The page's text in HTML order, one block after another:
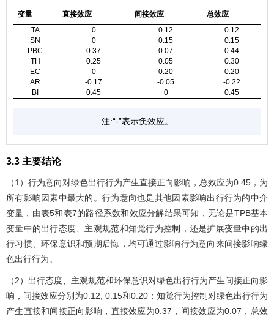
变量 直接效应 间接效应
总效应
TA
0 0.12
0.12
SN
0 0.15
0.15
PBC
0.37 0.07
0.44
TH
0.25 0.05
0.30
EC
0 0.20
0.20
AR
-0.17 -0.05
-0.22
BI
0.45 0 0.45
注:“-”表示负效应。
3.3 主要结论
（1）行为意向对绿色出行行为产生直接正向影响，总效应为0.45，为
所有影响因素中最大的。行为意向也是其他因素影响出行行为的中介
变量，由表5和表7的路径系数和效应分解结果可知，无论是TPB基本
变量中的出行态度、主观规范和知觉行为控制，还是扩展变量中的出
行习惯、环保意识和预期后悔，均可通过影响行为意向来间接影响绿
色出行行为。
（2）出行态度、主观规范和环保意识对绿色出行行为产生间接正向影
响，间接效应分别为0.12, 0.15和0.20；知觉行为控制对绿色出行行为
产生直接和间接正向影响，直接效应为0.37，间接效应为0.07，总效